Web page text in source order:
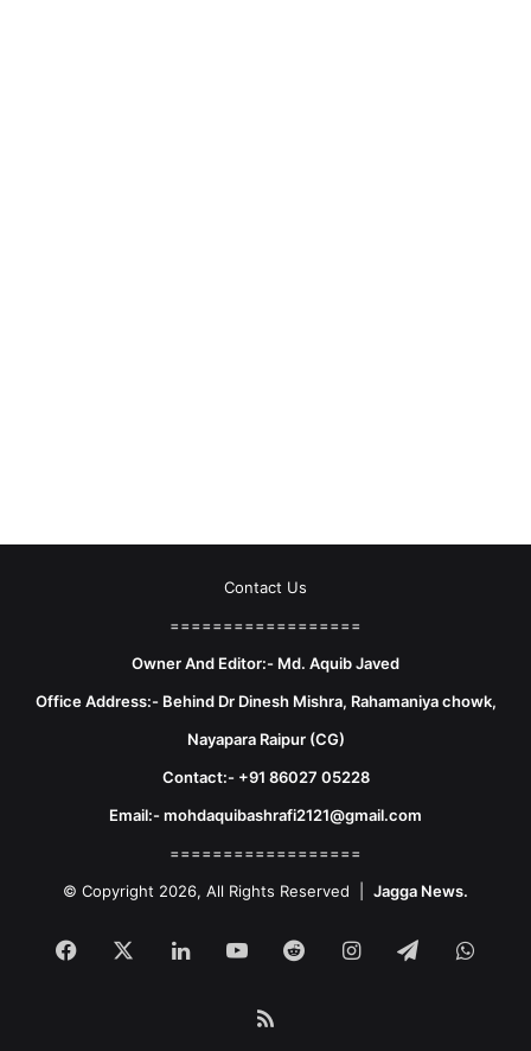
Contact Us
==================
Owner And Editor:- Md. Aquib Javed
Office Address:- Behind Dr Dinesh Mishra, Rahamaniya chowk,
Nayapara Raipur (CG)
Contact:- +91 86027 05228
Email:- mohdaquibashrafi2121@gmail.com
==================
© Copyright 2026, All Rights Reserved | Jagga News.
Facebook LinkedInYouTubeRedditInstagram
Telegram
RSS